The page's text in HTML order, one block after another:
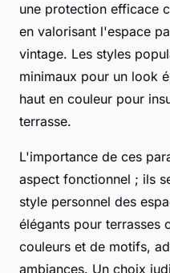
une protection efficace
en valorisant l'espace
vintage. Les styles
minimaux pour un look
haut en couleur pour
terrasse.
L'importance de ces
aspect fonctionnel ; ils
style personnel des
élégants pour terrasses
couleurs et de motifs,
ambiances. Un choix